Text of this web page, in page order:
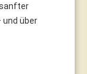
und über